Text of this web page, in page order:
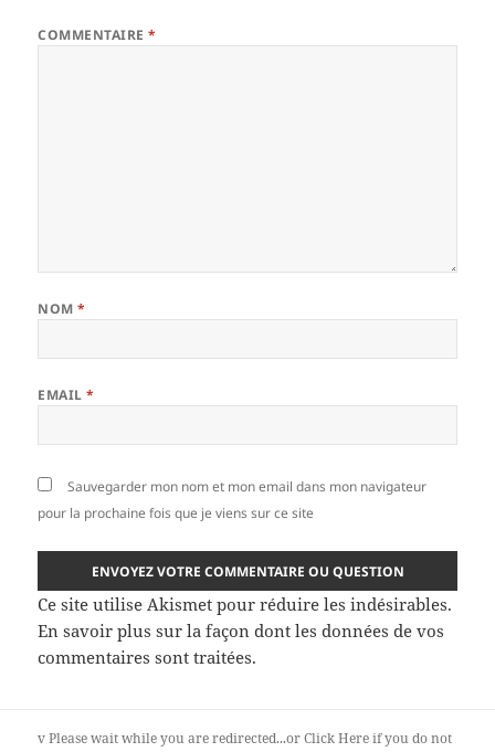
COMMENTAIRE*
NOM*
EMAIL*
Sauvegarder mon nom et mon email dans mon navigateur
pour la prochaine fois que je viens sur ce site
Ce site utilise Akismet pour réduire les indésirables.
En savoir plus sur la façon dont les données de vos
commentaires sont traitées.
vPlease wait while you are redirected...orClick Hereif you do not